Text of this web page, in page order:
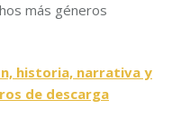
más géneros
historia, narrativa y
de descarga